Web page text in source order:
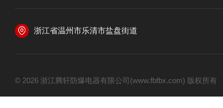
浙江省温州市乐清市盐盘街道
© 2026 浙江腾轩防爆电器有限公司(www.fbfbx.com) 版权所